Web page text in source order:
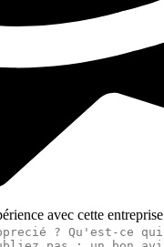
avec cette entreprise